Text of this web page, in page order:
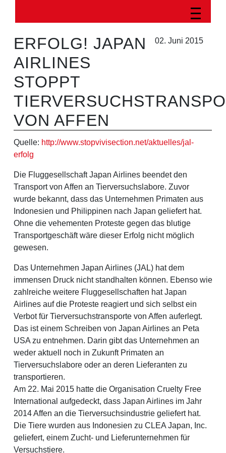
02. Juni 2015
ERFOLG! JAPAN
AIRLINES
STOPPT
VON AFFEN
Quelle: http://www.stopvivisection.net/aktuelles/jal-
erfolg
Die Fluggesellschaft Japan Airlines beendet den
Transport von Affen an Tierversuchslabore. Zuvor
wurde bekannt, dass das Unternehmen Primaten aus
Indonesien und Philippinen nach Japan geliefert hat.
Ohne die vehementen Proteste gegen das blutige
Transportgeschäft wäre dieser Erfolg nicht möglich
gewesen.
Das Unternehmen Japan Airlines (JAL) hat dem
immensen Druck nicht standhalten können. Ebenso wie
zahlreiche weitere Fluggesellschaften hat Japan
Airlines auf die Proteste reagiert und sich selbst ein
Verbot für Tierversuchstransporte von Affen auferlegt.
Das ist einem Schreiben von Japan Airlines an Peta
USA zu entnehmen. Darin gibt das Unternehmen an
weder aktuell noch in Zukunft Primaten an
Tierversuchslabore oder an deren Lieferanten zu
transportieren.
Am 22. Mai 2015 hatte die Organisation Cruelty Free
International aufgedeckt, dass Japan Airlines im Jahr
2014 Affen an die Tierversuchsindustrie geliefert hat.
Die Tiere wurden aus Indonesien zu CLEA Japan, Inc.
geliefert, einem Zucht- und Lieferunternehmen für
Versuchstiere.